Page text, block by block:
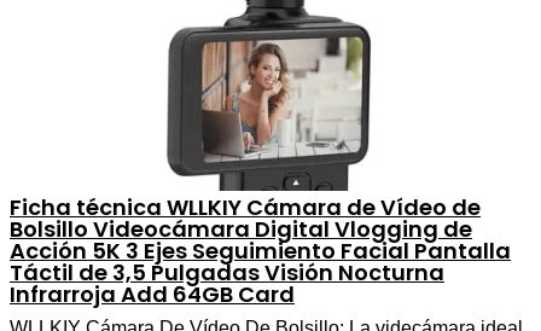
Ficha técnica WLLKIY Cámara de Vídeo de
Bolsillo Videocámara Digital Vlogging de
Acción 5K 3 Ejes Seguimiento Facial Pantalla
Táctil de 3,5 Pulgadas Visión Nocturna
Infrarroja Add 64GB Card